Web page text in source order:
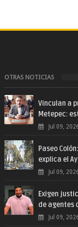
OTRAS NOTICIAS
Vinculan a
Metepec:
Jul 09,
Paseo
explica el
Jul 09,
Exigen
de agentes
Jul 09,